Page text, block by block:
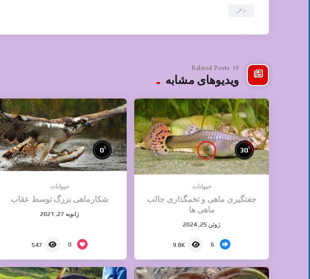
ماهی
19 Related Posts
ویدیوهای مشابه
30%
حیوانات
جفتگیری ماهی و تخمگذاری جالب
ماهی ها
ژوئن 25, 2024
6
9.8K
0%
حیوانات
شکارماهی بزرگ توسط عقاب
ژانویه 27, 2021
0
547